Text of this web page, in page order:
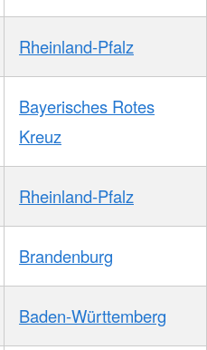
Rheinland-Pfalz
Bayerisches Rotes
Kreuz
Rheinland-Pfalz
Brandenburg
Baden-Württemberg